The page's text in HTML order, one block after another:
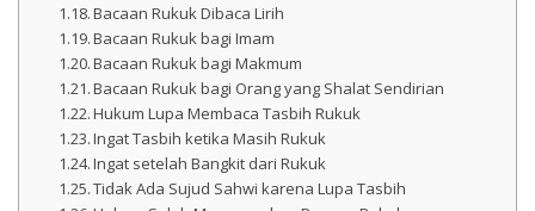
Bacaan Rukuk Dibaca Lirih
Bacaan Rukuk bagi Imam
Bacaan Rukuk bagi Makmum
Bacaan Rukuk bagi Orang yang Shalat Sendirian
Hukum Lupa Membaca Tasbih Rukuk
Ingat Tasbih ketika Masih Rukuk
Ingat setelah Bangkit dari Rukuk
Tidak Ada Sujud Sahwi karena Lupa Tasbih